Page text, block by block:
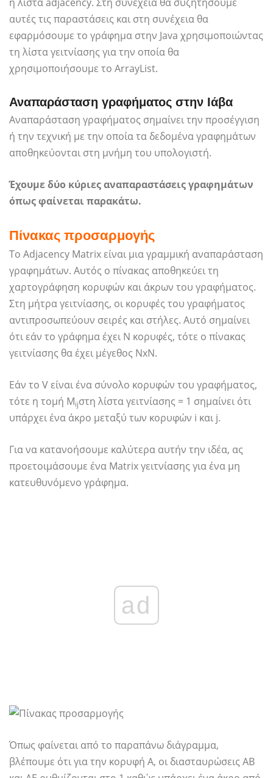
αυτές τις παραστάσεις και στη συνέχεια θα
εφαρμόσουμε το γράφημα στην Java χρησιμοποιώντας
τη λίστα γειτνίασης για την οποία θα
χρησιμοποιήσουμε το ArrayList.
Αναπαράσταση γραφήματος στην Ιάβα
Αναπαράσταση γραφήματος σημαίνει την προσέγγιση
ή την τεχνική με την οποία τα δεδομένα γραφημάτων
αποθηκεύονται στη μνήμη του υπολογιστή.
Έχουμε δύο κύριες αναπαραστάσεις γραφημάτων
όπως φαίνεται παρακάτω.
Πίνακας προσαρμογής
Το Adjacency Matrix είναι μια γραμμική αναπαράσταση
γραφημάτων. Αυτός ο πίνακας αποθηκεύει τη
χαρτογράφηση κορυφών και άκρων του γραφήματος.
Στη μήτρα γειτνίασης, οι κορυφές του γραφήματος
αντιπροσωπεύουν σειρές και στήλες. Αυτό σημαίνει
ότι εάν το γράφημα έχει N κορυφές, τότε ο πίνακας
γειτνίασης θα έχει μέγεθος NxN.
Εάν το V είναι ένα σύνολο κορυφών του γραφήματος,
τότε η τομή Mijστη λίστα γειτνίασης = 1 σημαίνει ότι
υπάρχει ένα άκρο μεταξύ των κορυφών i και j.
Για να κατανοήσουμε καλύτερα αυτήν την ιδέα, ας
προετοιμάσουμε ένα Matrix γειτνίασης για ένα μη
κατευθυνόμενο γράφημα.
ad
Όπως φαίνεται από το παραπάνω διάγραμμα,
βλέπουμε ότι για την κορυφή Α, οι διασταυρώσεις ΑΒ